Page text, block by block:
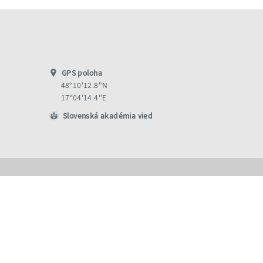
GPS poloha
48°10'12.8"N
17°04'14.4"E
Slovenská akadémia vied